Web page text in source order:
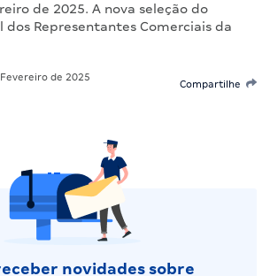
de 2025. A nova seleção do
dos Representantes Comerciais da
de 2025
Compartilhe
novidades sobre